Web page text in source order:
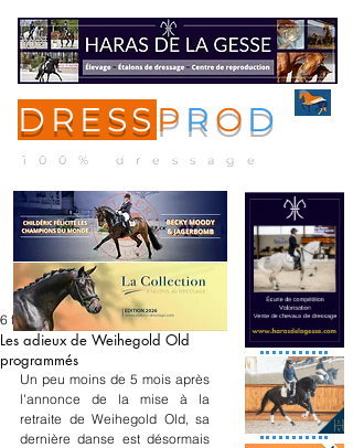
DRESS P R O D
100% dressage
Les adieux de Weihegold Old
programmés
6 févr. 2022
Un peu moins de 5 mois après
l'annonce de la mise à la
retraite de Weihegold Old, sa
dernière danse est désormais